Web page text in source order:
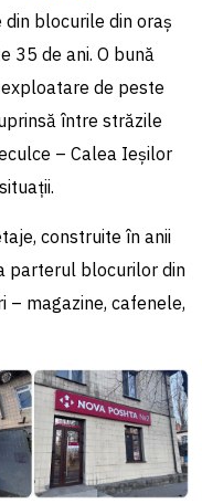
blocurile din oraș
35 de ani. O bună
de peste
între străzile
– Calea Ieșilor
construite în anii
parterul blocurilor din
– magazine, cafenele,